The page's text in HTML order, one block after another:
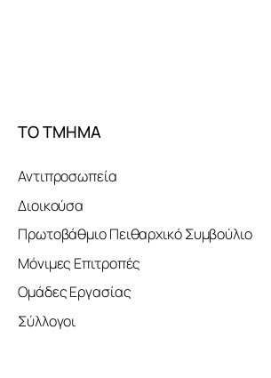
ΤΟ ΤΜΗΜΑ
Αντιπροσωπεία
Διοικούσα
Πρωτοβάθμιο Πειθαρχικό Συμβούλιο
Μόνιμες Επιτροπές
Ομάδες Εργασίας
Σύλλογοι